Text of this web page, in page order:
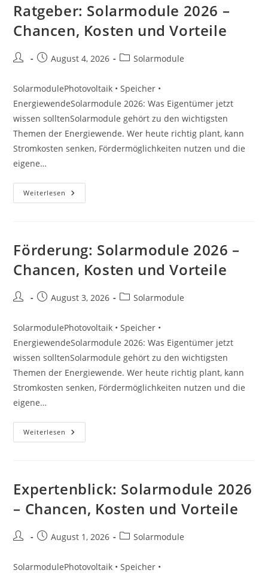
Vorteile
Ratgeber: Solarmodule 2026 –
Chancen, Kosten und Vorteile
Beitrags-BeitragAugust 4, 2026
Beitrags-
Solarmodule
SolarmodulePhotovoltaik • Speicher •
EnergiewendeSolarmodule 2026: Was Eigentümer jetzt
wissen solltenSolarmodule gehört zu den wichtigsten
Themen der Energiewende. Wer heute richtig plant, kann
Stromkosten senken, Fördermöglichkeiten nutzen und die
eigene…
Weiterlesen Ratgeber:
Solarmodule
Vorteile
Förderung: Solarmodule 2026 –
Chancen, Kosten und Vorteile
Beitrags-BeitragAugust 3, 2026
Beitrags-
Solarmodule
SolarmodulePhotovoltaik • Speicher •
EnergiewendeSolarmodule 2026: Was Eigentümer jetzt
wissen solltenSolarmodule gehört zu den wichtigsten
Themen der Energiewende. Wer heute richtig plant, kann
Stromkosten senken, Fördermöglichkeiten nutzen und die
eigene…
Weiterlesen Förderung:
Solarmodule
Und
Vorteile
Expertenblick: Solarmodule 2026
– Chancen, Kosten und Vorteile
Beitrags-BeitragAugust 1, 2026
Beitrags-
Solarmodule
SolarmodulePhotovoltaik • Speicher •